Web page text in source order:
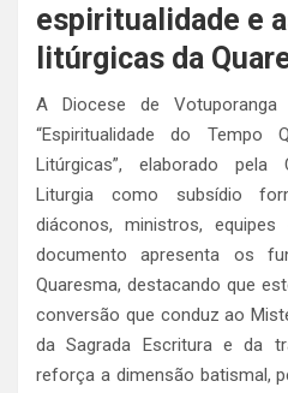
espiritualidade e
litúrgicas da
A Diocese de Votuporanga
“Espiritualidade do Tempo
Litúrgicas”, elaborado pela
Liturgia como subsídio
diáconos, ministros,
documento apresenta os
Quaresma, destacando que
conversão que conduz ao
da Sagrada Escritura e da
reforça a dimensão batismal,